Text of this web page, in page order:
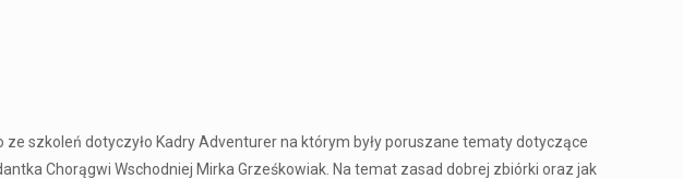
szkoleń dotyczyło Kadry Adventurer na którym były poruszane tematy dotyczące
Chorągwi Wschodniej Mirka Grześkowiak. Na temat zasad dobrej zbiórki oraz jak